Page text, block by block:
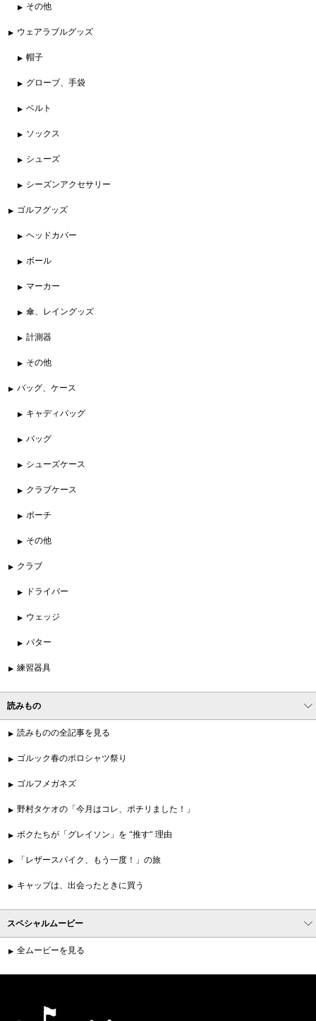
その他
ウェアラブルグッズ
帽子
グローブ、手袋
ベルト
ソックス
シューズ
シーズンアクセサリー
ゴルフグッズ
ヘッドカバー
ボール
マーカー
傘、レイングッズ
計測器
その他
バッグ、ケース
キャディバッグ
バッグ
シューズケース
クラブケース
ポーチ
その他
クラブ
ドライバー
ウェッジ
パター
練習器具
読みもの
読みものの全記事を見る
ゴルック春のポロシャツ祭り
ゴルフメガネズ
野村タケオの「今月はコレ、ポチリました！」
ボクたちが「グレイソン」を “推す” 理由
「レザースパイク、もう一度！」の旅
キャップは、出会ったときに買う
スペシャルムービー
全ムービーを見る